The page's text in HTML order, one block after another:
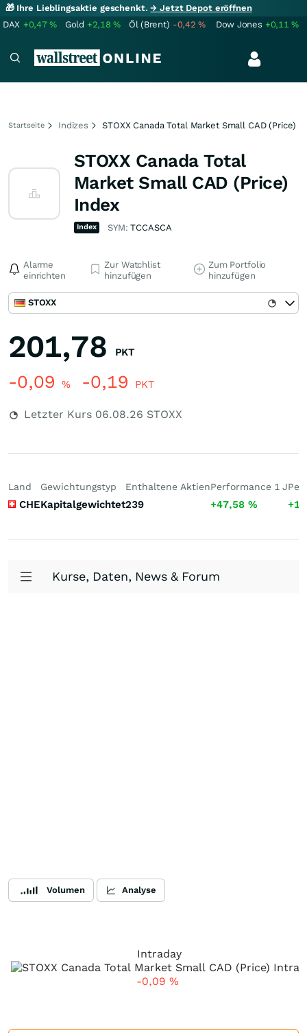
🎁 Ihre Lieblingsaktie geschenkt.→ Jetzt Depot eröffnen
DAX +0,47% Gold +2,18% Öl (Brent) -0,42% Dow Jones +0,11%
Startseite Indizes STOXX Canada Total Market Small CAD (Price)
STOXX Canada Total
Market Small CAD (Price)
Index
Index SYM:TCCASCA
Alarme
einrichten
Zur Watchlist
hinzufügen
Zum Portfolio
hinzufügen
STOXX
201,78 PKT
-0,09 % -0,19 PKT
Letzter Kurs 06.08.26 STOXX
Land
CHE
Gewichtungstyp
Kapitalgewichtet
Enthaltene Aktien
239
Performance 1 J
+47,58 %
Kurse, Daten, News & Forum
Volumen Analyse
Intraday
-0,09 %